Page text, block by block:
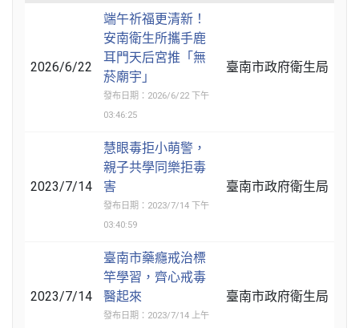
2026/6/22
端午祈福更清新！
安南衛生所攜手鹿
耳門天后宮推「無
菸廟宇」
發布日期：2026/6/22 下午
03:46:25
臺南市政府衛生局
2023/7/14
慧眼毒拒小萌警，
親子共學同樂拒毒
害
發布日期：2023/7/14 下午
03:40:59
臺南市政府衛生局
2023/7/14
臺南市藥癮戒治標
竿學習，齊心戒毒
醫起來
發布日期：2023/7/14 上午
臺南市政府衛生局